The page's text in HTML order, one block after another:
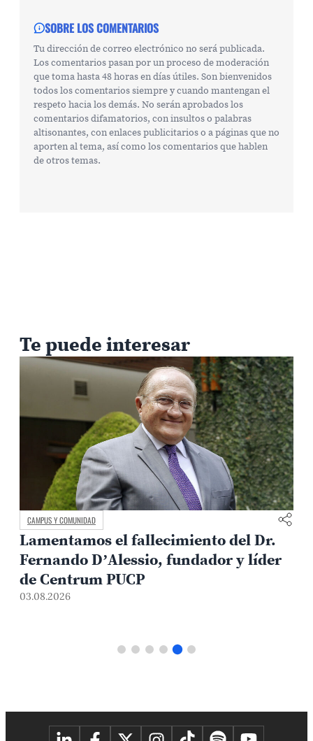
SOBRE LOS COMENTARIOS
Tu dirección de correo electrónico no será publicada.
Los comentarios pasan por un proceso de moderación
que toma hasta 48 horas en días útiles. Son bienvenidos
todos los comentarios siempre y cuando mantengan el
respeto hacia los demás. No serán aprobados los
comentarios difamatorios, con insultos o palabras
altisonantes, con enlaces publicitarios o a páginas que no
aporten al tema, así como los comentarios que hablen
de otros temas.
Te puede interesar
CAMPUS Y COMUNIDAD
Lamentamos el fallecimiento del Dr.
Fernando D’Alessio, fundador y líder
de Centrum PUCP
03.08.2026